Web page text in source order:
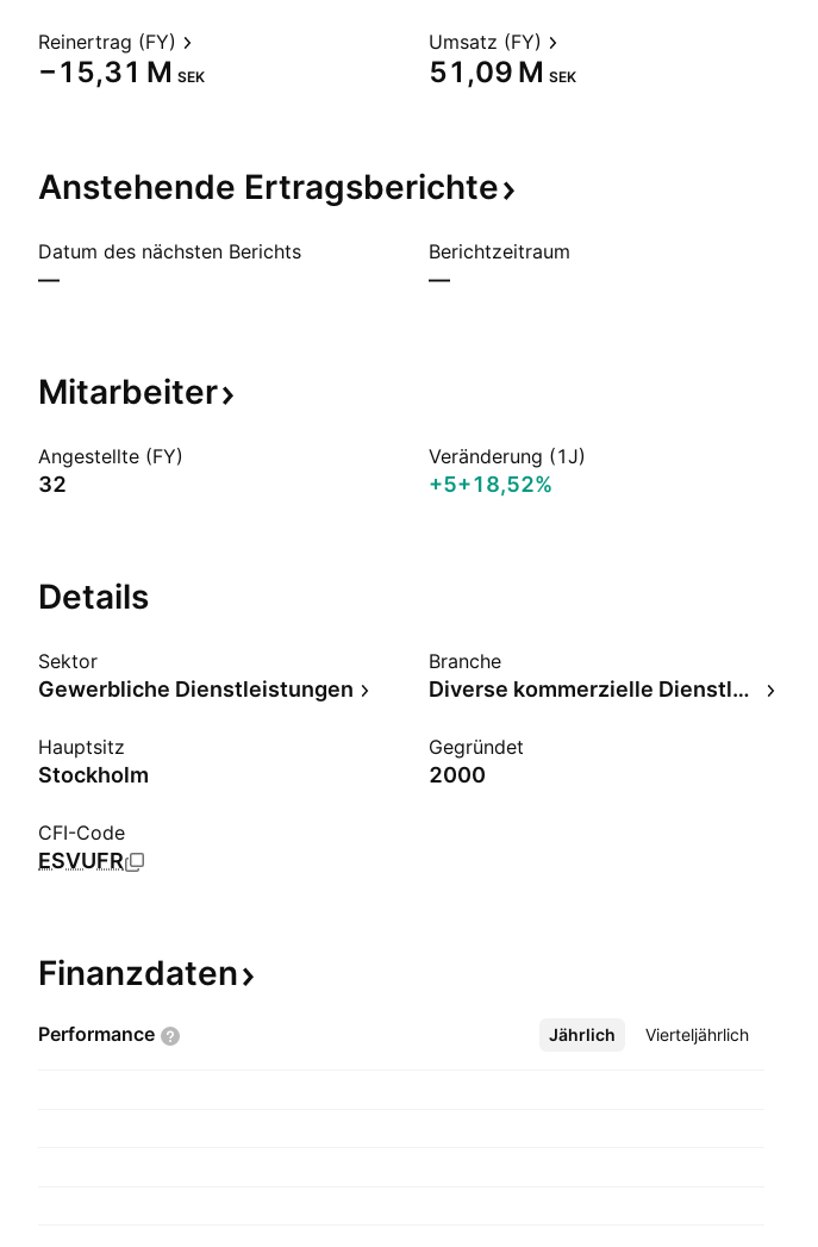
Reinertrag (FY)
‪−15,31 M‬ SEK
Umsatz (FY)
‪51,09 M‬ SEK
Anstehende Ertragsberichte
Datum des nächsten Berichts
—
Berichtzeitraum
—
Mitarbeiter
Angestellte (FY)
32
Veränderung (1J)
+5+18,52%
Details
Sektor
Gewerbliche Dienstleistungen
Branche
Diverse kommerzielle Dienstleistungen
Hauptsitz
Stockholm
Gegründet
2000
CFI-Code
ESVUFR
Finanzdaten
Performance Jährlich Vierteljährlich
Mehr